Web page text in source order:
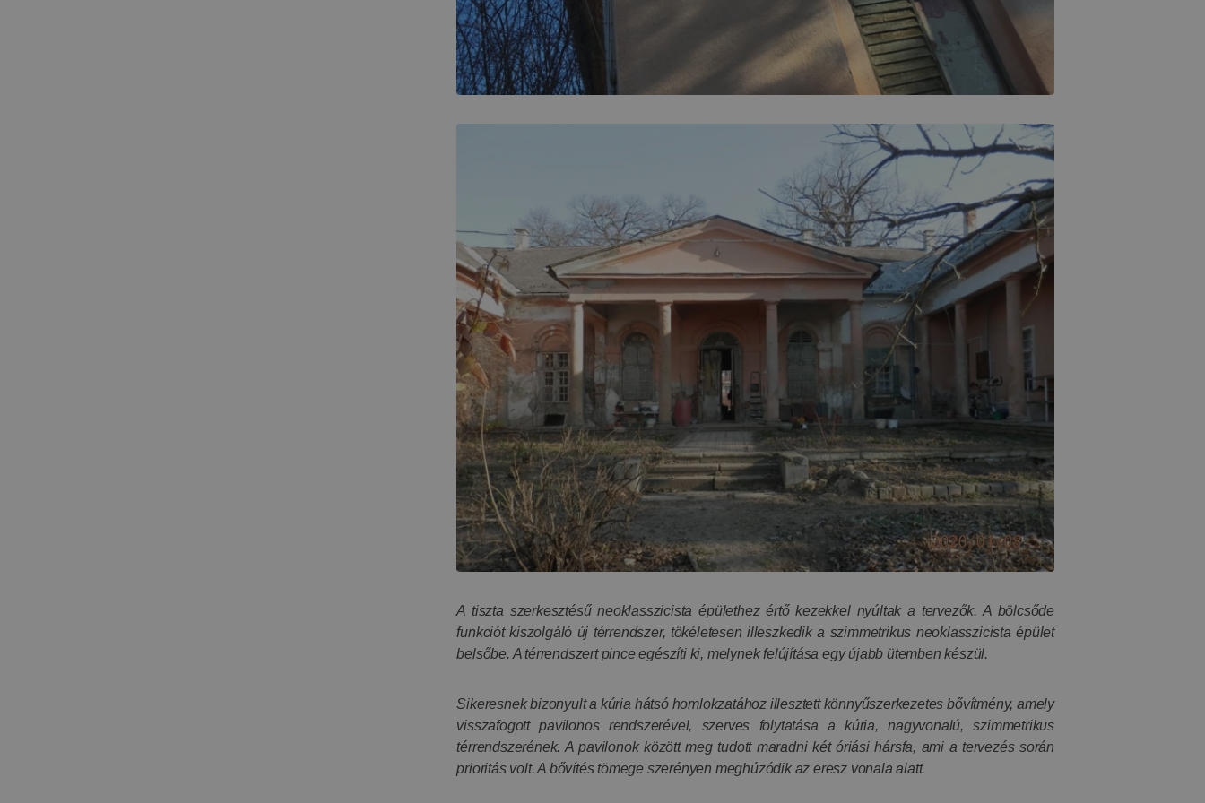
A tiszta szerkesztésű neoklasszicista épülethez értő kezekkel nyúltak a tervezők. A bölcsőde
funkciót kiszolgáló új térrendszer, tökéletesen illeszkedik a szimmetrikus neoklasszicista épület
belsőbe. A térrendszert pince egészíti ki, melynek felújítása egy újabb ütemben készül.
Sikeresnek bizonyult a kúria hátsó homlokzatához illesztett könnyűszerkezetes bővítmény, amely
visszafogott pavilonos rendszerével, szerves folytatása a kúria, nagyvonalú, szimmetrikus
térrendszerének. A pavilonok között meg tudott maradni két óriási hársfa, ami a tervezés során
prioritás volt. A bővítés tömege szerényen meghúzódik az eresz vonala alatt.